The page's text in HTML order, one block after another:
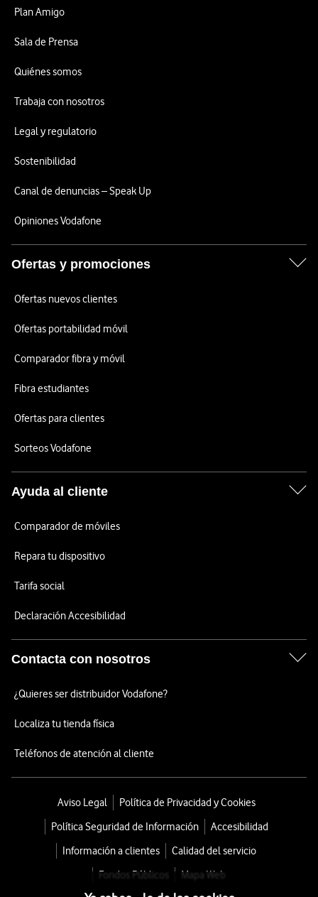
Plan Amigo
Sala de Prensa
Quiénes somos
Trabaja con nosotros
Legal y regulatorio
Sostenibilidad
Canal de denuncias – Speak Up
Opiniones Vodafone
Ofertas y promociones
Ofertas nuevos clientes
Ofertas portabilidad móvil
Comparador fibra y móvil
Fibra estudiantes
Ofertas para clientes
Sorteos Vodafone
Ayuda al cliente
Comparador de móviles
Repara tu dispositivo
Tarifa social
Declaración Accesibilidad
Contacta con nosotros
¿Quieres ser distribuidor Vodafone?
Localiza tu tienda física
Teléfonos de atención al cliente
Aviso Legal
Política de Privacidad y Cookies
Política Seguridad de Información
Accesibilidad
Información a clientes
Calidad del servicio
Fondos Públicos
Mapa Web